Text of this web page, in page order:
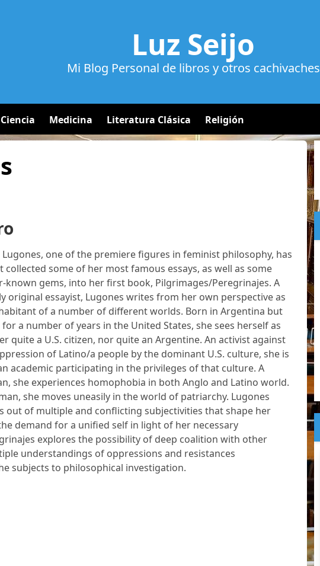
Luz Seijo
Mi Blog Personal de libros y otros cachivaches
Ciencia Medicina Literatura Clásica Religión
Lugones, one of the premiere figures in feminist philosophy, has
collected some of her most famous essays, as well as some
known gems, into her first book, Pilgrimages/Peregrinajes. A
original essayist, Lugones writes from her own perspective as
of a number of different worlds. Born in Argentina but
a number of years in the United States, she sees herself as
quite a U.S. citizen, nor quite an Argentine. An activist against
of Latino/a people by the dominant U.S. culture, she is
academic participating in the privileges of that culture. A
she experiences homophobia in both Anglo and Latino world.
she moves uneasily in the world of patriarchy. Lugones
out of multiple and conflicting subjectivities that shape her
demand for a unified self in light of her necessary
explores the possibility of deep coalition with other
understandings of oppressions and resistances
subjects to philosophical investigation.